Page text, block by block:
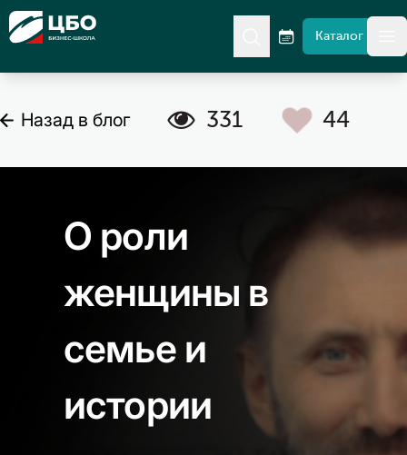
CBO
Каталог
Назад в блог A 331 C 44
О роли
женщины в
семье и
истории